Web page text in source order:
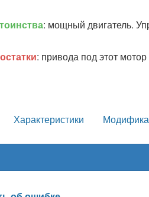
: мощный двигатель.
: привода под этот
Характеристики